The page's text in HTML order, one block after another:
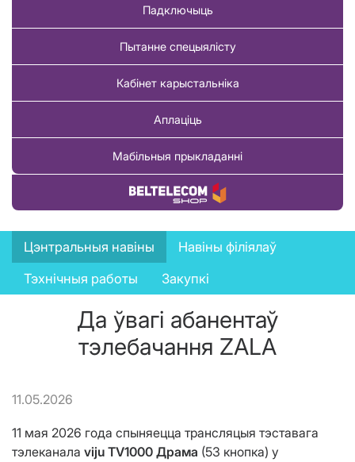
Падключыць
Пытанне спецыялісту
Кабінет карыстальніка
Аплаціць
Мабільныя прыкладанні
Купіць тавар
News
menu
Цэнтральныя навіны
Навіны філіялаў
Тэхнічныя работы
Закупкі
Да ўвагі абанентаў
тэлебачання ZALA
11.05.2026
11 мая 2026 года спыняецца трансляцыя тэставага
тэлеканала viju TV1000 Драма (53 кнопка) у